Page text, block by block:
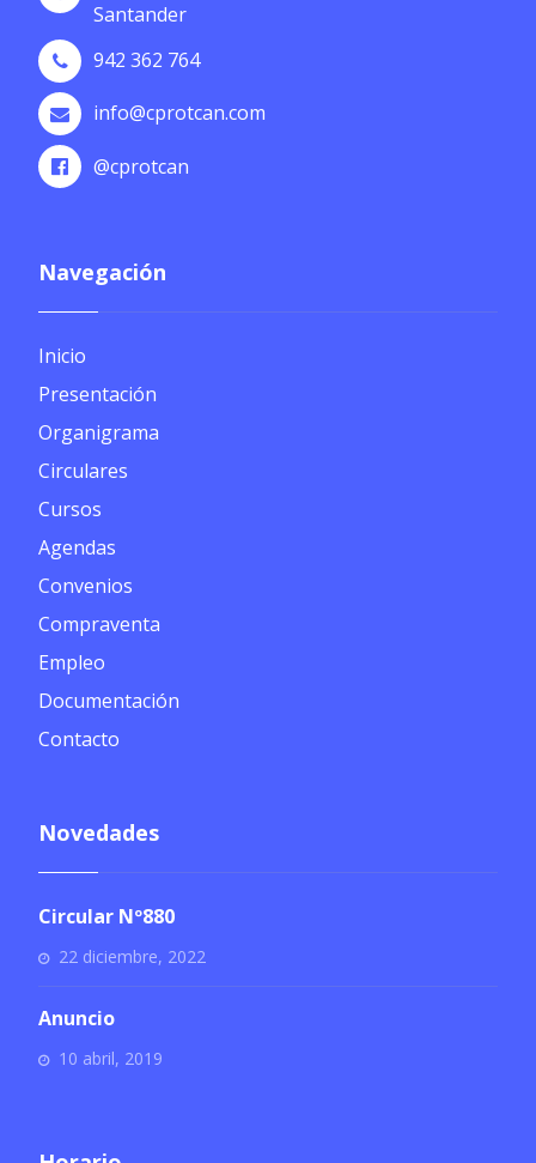
Santander
942 362 764
info@cprotcan.com
@cprotcan
Navegación
Inicio
Presentación
Organigrama
Circulares
Cursos
Agendas
Convenios
Compraventa
Empleo
Documentación
Contacto
Novedades
Circular Nº880
22 diciembre, 2022
Anuncio
10 abril, 2019